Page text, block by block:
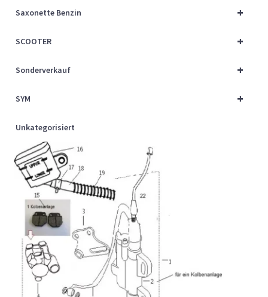
+
Saxonette Benzin
+
SCOOTER
+
Sonderverkauf
+
SYM
Unkategorisiert